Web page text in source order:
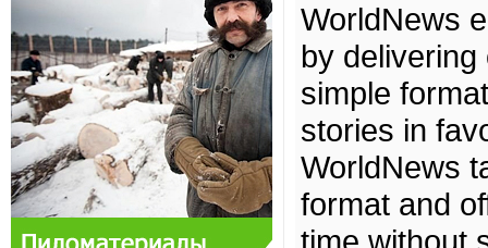
WorldNews
by
simple
stories in
WorldNews
format and